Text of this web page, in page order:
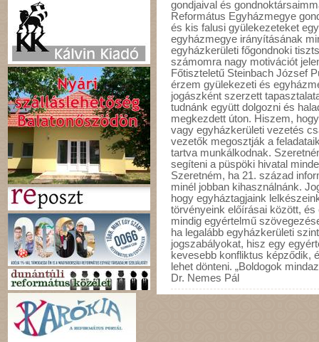
gondjaival és
Református Egyházmegye
és kis falusi gyülekezeteket
egyházmegye irányításának
egyházkerületi főgondnoki
számomra nagy motivációt
Főtiszteletű Steinbach József
érzem gyülekezeti és
jogászként szerzett
tudnánk együtt dolgozni és
megkezdett úton. Hiszem,
vagy egyházkerületi vezetés
vezetők megosztják a
tartva munkálkodnak.
segíteni a püspöki hivatal
Szeretném, ha 21. század
minél jobban kihasználnánk.
hogy egyháztagjaink
törvényeink előírásai között,
mindig egyértelmű
ha legalább egyházkerületi
jogszabályokat, hisz egy
kevesebb konfliktus képződik,
lehet dönteni. „Boldogok
Dr. Nemes Pál